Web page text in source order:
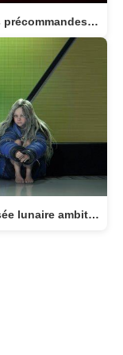
GreedFall : The Dying World ouvre ses précommandes et dévoile son édition Deluxe
Pragmata : Capcom prépare une odyssée lunaire ambitieuse pour avril 2026